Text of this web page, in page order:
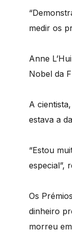
medir os
Anne
Nobel da
A
estava a
“Estou
especial”,
Os
dinheiro
morreu